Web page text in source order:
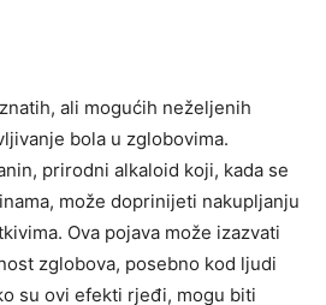
ali mogućih neželjenih
bola u zglobovima.
prirodni alkaloid koji, kada se
može doprinijeti nakupljanju
Ova pojava može izazvati
zglobova, posebno kod ljudi
su ovi efekti rjeđi, mogu biti